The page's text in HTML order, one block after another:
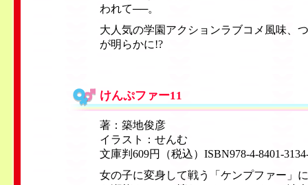
われて──。
大人気の学園アクションラブコメ風味、
が明らかに!?
けんぷファー11
著：築地俊彦
イラスト：せんむ
文庫判609円（税込）ISBN978-4-8401-
女の子に変身して戦う「ケンプファー」